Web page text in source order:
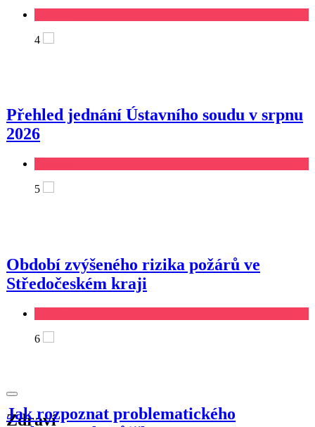
4
Přehled jednání Ústavního soudu v srpnu
2026
5
Období zvýšeného rizika požárů ve
Středočeském kraji
6
Jak rozpoznat problematického
Zdraví